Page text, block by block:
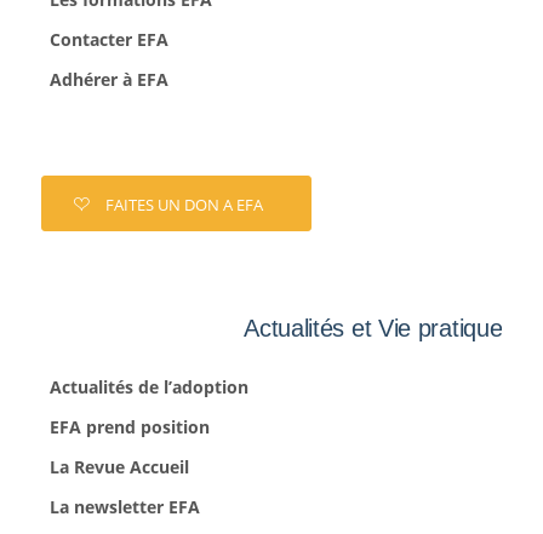
Contacter EFA
Adhérer à EFA
FAITES UN DON A EFA
Actualités et Vie pratique
Actualités de l’adoption
EFA prend position
La Revue Accueil
La newsletter EFA